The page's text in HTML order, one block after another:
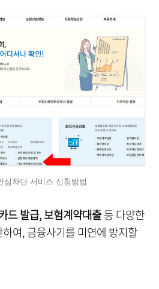
심차단 서비스 신청방법
드 발급, 보험계약대출등 다양한
여, 금융사기를 미연에 방지할